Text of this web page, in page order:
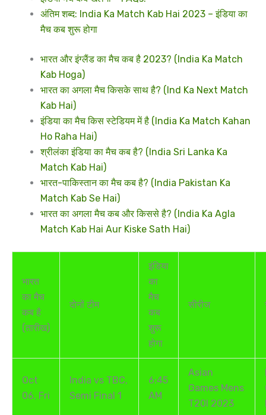
अंतिम शब्द: India Ka Match Kab Hai 2023 – इंडिया का
मैच कब शुरू होगा
भारत और इंग्लैंड का मैच कब है 2023? (India Ka Match
Kab Hoga)
भारत का अगला मैच किसके साथ है? (Ind Ka Next Match
Kab Hai)
इंडिया का मैच किस स्टेडियम में है (India Ka Match Kahan
Ho Raha Hai)
श्रीलंका इंडिया का मैच कब है? (India Sri Lanka Ka
Match Kab Hai)
भारत-पाकिस्तान का मैच कब है? (India Pakistan Ka
Match Kab Se Hai)
भारत का अगला मैच कब और किससे है? (India Ka Agla
Match Kab Hai Aur Kiske Sath Hai)
भारत
का मैच
कब है
(तारीख)
दोनों टीम
इंडिया
का
मैच
कब
शुरू
होगा
सीरीज
Oct
06, Fri
India vs TBC,
Semi Final 1
6:45
AM
Asian
Games Mens
T20I 2023